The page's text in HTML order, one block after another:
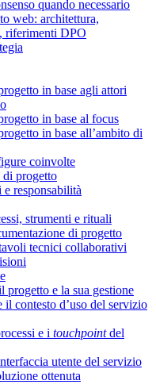
quando necessario
web: architettura,
riferimenti DPO
in base agli attori
in base al focus
in base all’ambito di
coinvolte
progetto
responsabilità
strumenti e rituali
di progetto
tecnici collaborativi
progetto e la sua gestione
il contesto d’uso del servizio
e i touchpointdel
utente del servizio
ottenuta